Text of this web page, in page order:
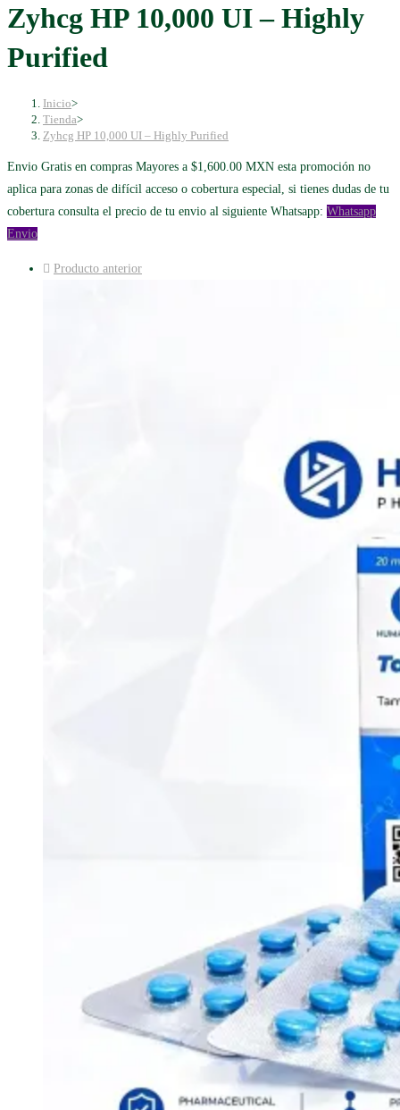
Zyhcg HP 10,000 UI – Highly
Purified
Inicio>
Tienda>
Zyhcg HP 10,000 UI – Highly Purified
Envio Gratis en compras Mayores a $1,600.00 MXN esta promoción no
aplica para zonas de difícil acceso o cobertura especial, si tienes dudas de tu
cobertura consulta el precio de tu envio al siguiente Whatsapp: Whatsapp
Envio
Producto anterior